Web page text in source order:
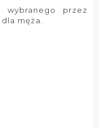
wybranego przez
męża.